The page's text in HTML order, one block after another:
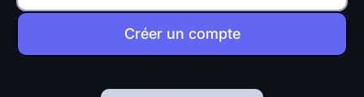
Créer un compte